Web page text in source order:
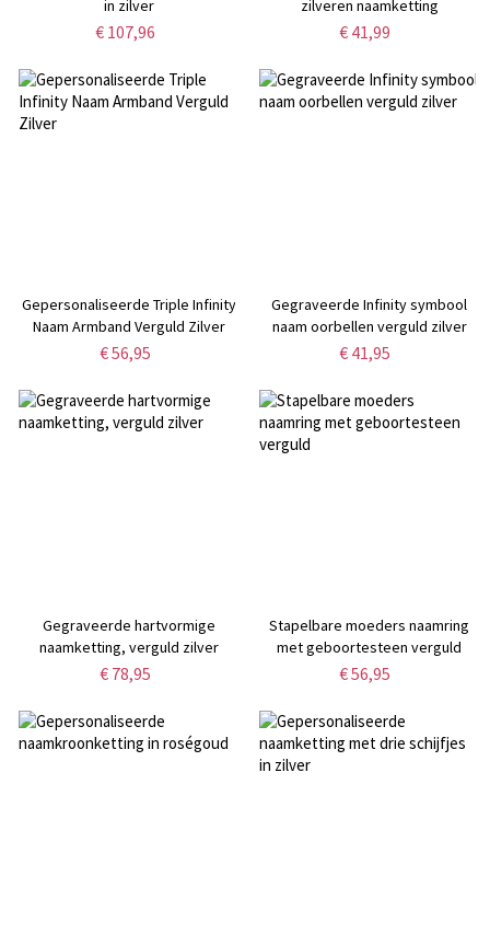
in zilver
€ 107,96
zilveren naamketting
€ 41,99
Gepersonaliseerde Triple Infinity
Naam Armband Verguld Zilver
€ 56,95
Gegraveerde Infinity symbool
naam oorbellen verguld zilver
€ 41,95
Gegraveerde hartvormige
naamketting, verguld zilver
€ 78,95
Stapelbare moeders naamring
met geboortesteen verguld
€ 56,95